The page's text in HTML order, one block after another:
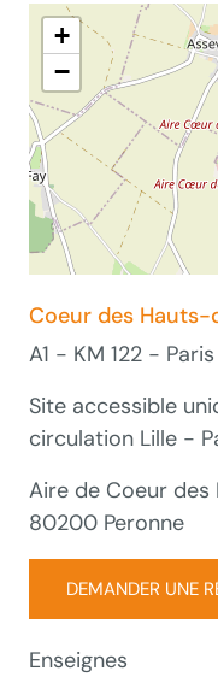
+
−
Coeur des
A1 - KM 122 - Paris
Site accessible
circulation Lille -
Aire de Coeur
80200 Peronne
DEMANDER UNE
Enseignes